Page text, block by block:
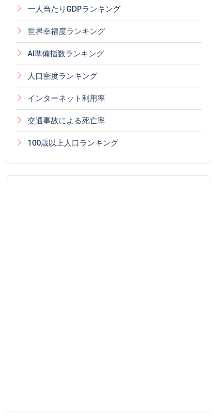
一人当たりGDPランキング
世界幸福度ランキング
AI準備指数ランキング
人口密度ランキング
インターネット利用率
交通事故による死亡率
100歳以上人口ランキング